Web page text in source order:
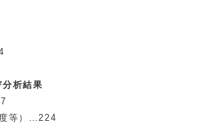
析結果
等）…224